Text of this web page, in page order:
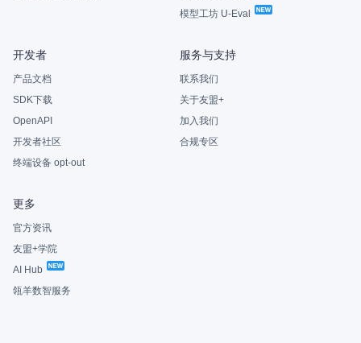
模型工坊 U-Eval
开发者
产品文档
SDK下载
OpenAPI
开发者社区
终端设备 opt-out
服务与支持
联系我们
关于友盟+
加入我们
合规专区
更多
官方资讯
友盟+学院
AI Hub
瓴羊数智服务